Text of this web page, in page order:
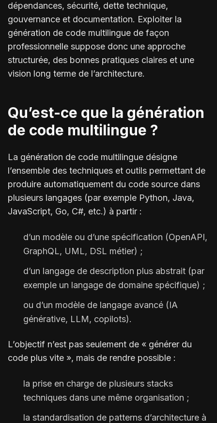
dépendances, sécurité, dette technique,
gouvernance et documentation. Exploiter la
génération de code multilingue de façon
professionnelle suppose donc une approche
structurée, des bonnes pratiques claires et une
vision long terme de l’architecture.
Qu’est-ce que la génération
de code multilingue ?
La génération de code multilingue désigne
l’ensemble des techniques et outils permettant de
produire automatiquement du code source dans
plusieurs langages (par exemple Python, Java,
JavaScript, Go, C#, etc.) à partir :
d’un modèle ou d’une spécification (OpenAPI,
GraphQL, UML, DSL métier) ;
d’un langage de description plus abstrait (par
exemple un langage de domaine spécifique) ;
ou d’un modèle de langage avancé (IA
générative, LLM, copilots).
L’objectif n’est pas seulement de « générer du
code plus vite », mais de rendre possible :
la prise en charge de plusieurs stacks
techniques dans une même organisation ;
la standardisation de patterns d’architecture à